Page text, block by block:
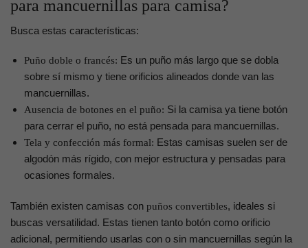
para mancuernillas para camisa?
Busca estas características:
Puño doble o francés: Es un puño más largo que se dobla
sobre sí mismo y tiene orificios alineados donde van las
mancuernillas.
Ausencia de botones en el puño: Si la camisa ya tiene botón
para cerrar el puño, no está pensada para mancuernillas.
Tela y confección más formal: Estas camisas suelen ser de
algodón más rígido, con mejor estructura y pensadas para
ocasiones formales.
También existen camisas con puños convertibles, ideales si
buscas versatilidad. Estas tienen tanto botón como orificio
adicional, permitiendo usarlas con o sin mancuernillas según la